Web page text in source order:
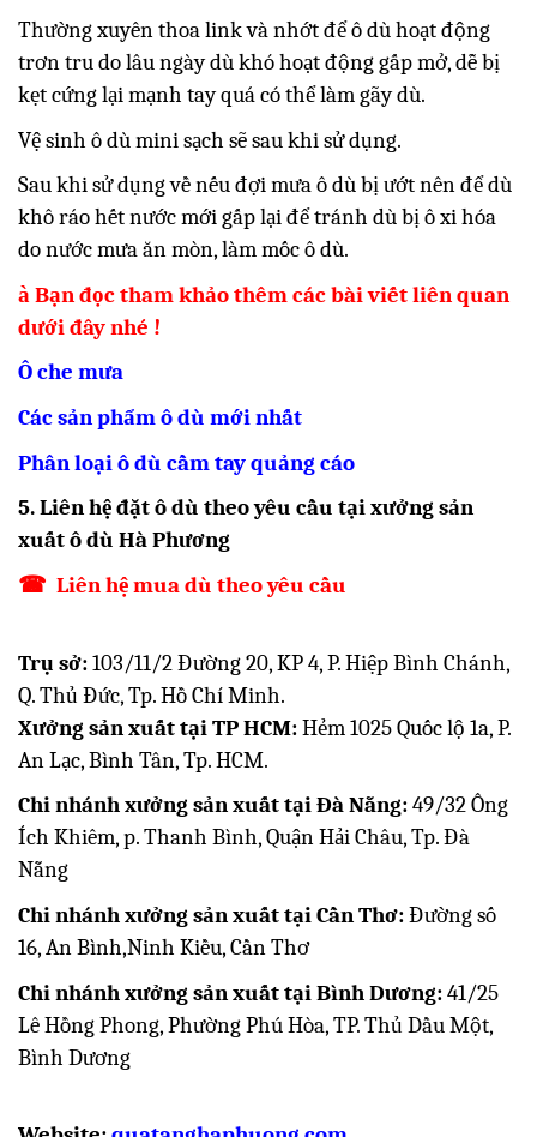
Thường xuyên thoa link và nhớt để ô dù hoạt động
trơn tru do lâu ngày dù khó hoạt động gấp mở, dễ bị
kẹt cứng lại mạnh tay quá có thể làm gãy dù.
Vệ sinh ô dù mini sạch sẽ sau khi sử dụng.
Sau khi sử dụng về nếu đợi mưa ô dù bị ướt nên để dù
khô ráo hết nước mới gấp lại để tránh dù bị ô xi hóa
do nước mưa ăn mòn, làm mốc ô dù.
à Bạn đọc tham khảo thêm các bài viết liên quan
dưới đây nhé !
Ô che mưa
Các sản phẩm ô dù mới nhất
Phân loại ô dù cầm tay quảng cáo
5. Liên hệ đặt ô dù theo yêu cầu tại xưởng sản
xuất ô dù Hà Phương
☎ Liên hệ mua dù theo yêu cầu
Trụ sở:103/11/2 Đường 20, KP 4, P. Hiệp Bình Chánh,
Q. Thủ Đức, Tp. Hồ Chí Minh.
Xưởng sản xuất tại TP HCM:Hẻm 1025 Quốc lộ 1a, P.
An Lạc, Bình Tân, Tp. HCM.
Chi nhánh xưởng sản xuất tại Đà Nẵng:49/32 Ông
Ích Khiêm, p. Thanh Bình, Quận Hải Châu, Tp. Đà
Nẵng
Chi nhánh xưởng sản xuất tại Cần Thơ:Đường số
16, An Bình,Ninh Kiều, Cần Thơ
Chi nhánh xưởng sản xuất tại Bình Dương:41/25
Lê Hồng Phong, Phường Phú Hòa, TP. Thủ Dầu Một,
Bình Dương